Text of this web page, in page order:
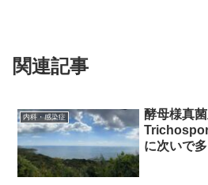
関連記事
内科・感染症
酵母様真菌
に次いで